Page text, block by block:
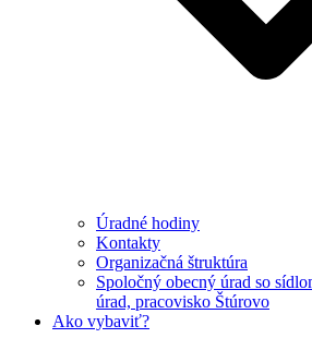
Úradné hodiny
Kontakty
Organizačná štruktúra
Spoločný obecný úrad so
úrad, pracovisko Štúrovo
Ako vybaviť?